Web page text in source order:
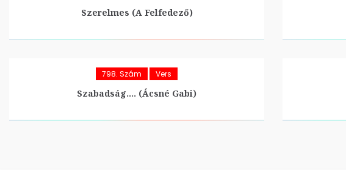
Szerelmes (A Felfedező)
798. Szám Vers
Szabadság…. (Ácsné Gabi)